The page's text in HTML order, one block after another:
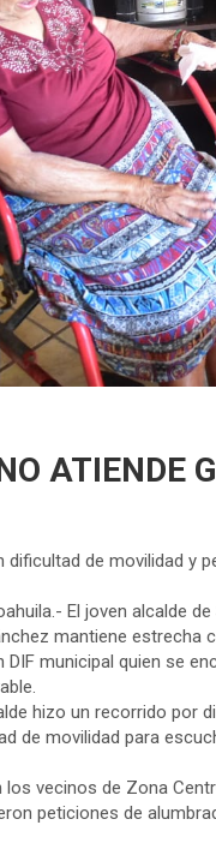
ATIENDE
dificultad de movilidad y
El joven alcalde
mantiene estrecha
municipal quien se
hizo un recorrido por
de movilidad para
los vecinos de Zona
peticiones de